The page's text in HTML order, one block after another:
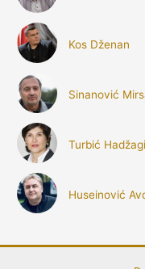
Kos Dženan
Sinanović
Turbić
Huseinović